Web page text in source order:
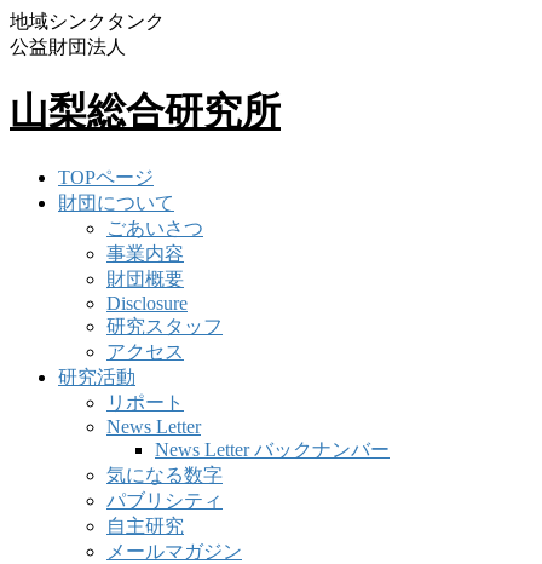
地域シンクタンク
公益財団法人
山梨総合研究所
TOPページ
財団について
ごあいさつ
事業内容
財団概要
Disclosure
研究スタッフ
アクセス
研究活動
リポート
News Letter
News Letter バックナンバー
気になる数字
パブリシティ
自主研究
メールマガジン